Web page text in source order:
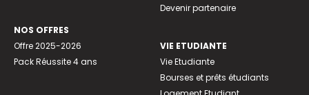
NOS OFFRES
Offre 2025-2026
Pack Réussite 4 ans
Devenir partenaire
VIE ETUDIANTE
Vie Etudiante
Bourses et prêts étudiants